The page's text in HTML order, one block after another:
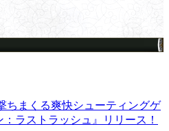
ちまくる爽快シューティングゲ
ラストラッシュ』リリース！